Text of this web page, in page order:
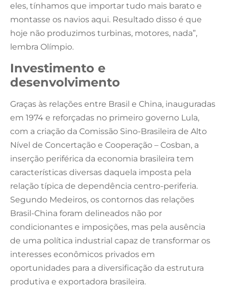
eles, tínhamos que importar tudo mais barato e
montasse os navios aqui. Resultado disso é que
hoje não produzimos turbinas, motores, nada”,
lembra Olímpio.
Investimento e
desenvolvimento
Graças às relações entre Brasil e China, inauguradas
em 1974 e reforçadas no primeiro governo Lula,
com a criação da Comissão Sino-Brasileira de Alto
Nível de Concertação e Cooperação – Cosban, a
inserção periférica da economia brasileira tem
características diversas daquela imposta pela
relação típica de dependência centro-periferia.
Segundo Medeiros, os contornos das relações
Brasil-China foram delineados não por
condicionantes e imposições, mas pela ausência
de uma política industrial capaz de transformar os
interesses econômicos privados em
oportunidades para a diversificação da estrutura
produtiva e exportadora brasileira.